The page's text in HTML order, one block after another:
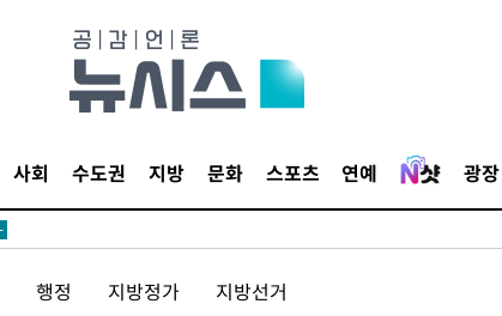
사회 수도권 지방 문화 스포츠 연예 광장
행정 지방정가 지방선거